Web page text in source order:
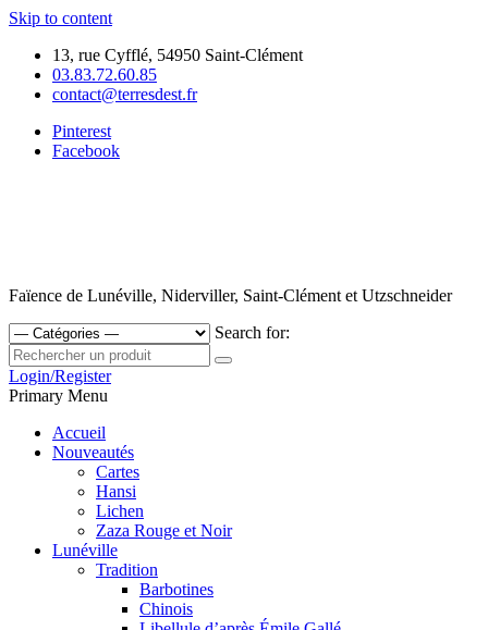
Skip to content
13, rue Cyfflé, 54950 Saint-Clément
03.83.72.60.85
contact@terresdest.fr
Pinterest
Facebook
Faïence de Lunéville, Niderviller, Saint-Clément et Utzschneider
Search for:
Login/Register
Primary Menu
Accueil
Nouveautés
Cartes
Hansi
Lichen
Zaza Rouge et Noir
Lunéville
Tradition
Barbotines
Chinois